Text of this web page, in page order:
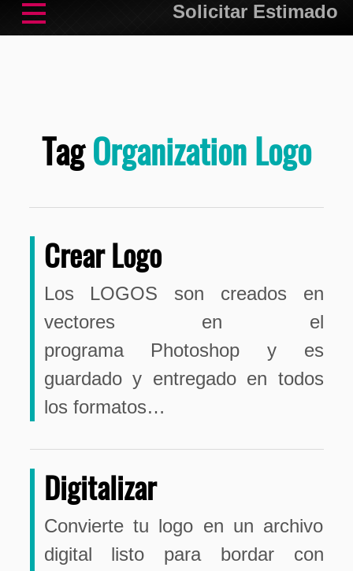
Solicitar Estimado
TagOrganization Logo
Crear Logo
Los LOGOS son creados en
vectores en el
programa Photoshop y es
guardado y entregado en todos
los formatos…
Digitalizar
Convierte tu logo en un archivo
digital listo para bordar con